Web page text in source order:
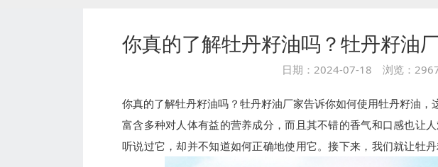
你真的了解牡丹籽油吗？牡丹籽油
日期：2024-07-18 浏览：
你真的了解牡丹籽油吗？牡丹籽油厂家告诉你如何使用牡丹籽油，
富含多种对人体有益的营养成分，而且其不错的香气和口感也让
听说过它，却并不知道如何正确地使用它。接下来，我们就让牡